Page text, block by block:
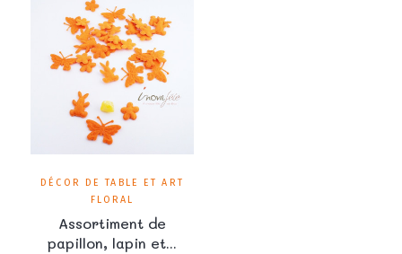
DÉCOR DE TABLE ET ART
FLORAL
Assortiment de
papillon, lapin et...